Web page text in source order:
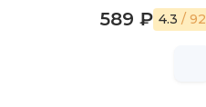
589 ₽ 4.3 / 92